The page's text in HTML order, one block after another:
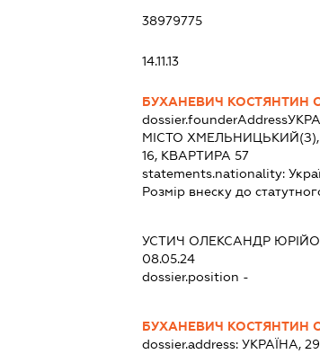
38979775
14.11.13
БУХАНЕВИЧ КОСТЯНТИН
dossier.founderAddress
МІСТО
16, КВАРТИРА 57
statements.nationality:
Розмір внеску до
УСТИЧ ОЛЕКСАНДР
08.05.24
dossier.position -
БУХАНЕВИЧ КОСТЯНТИН
dossier.address:УКРАЇНА,